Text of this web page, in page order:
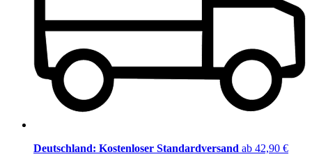
Deutschland: Kostenloser Standardversand ab 42,90 €